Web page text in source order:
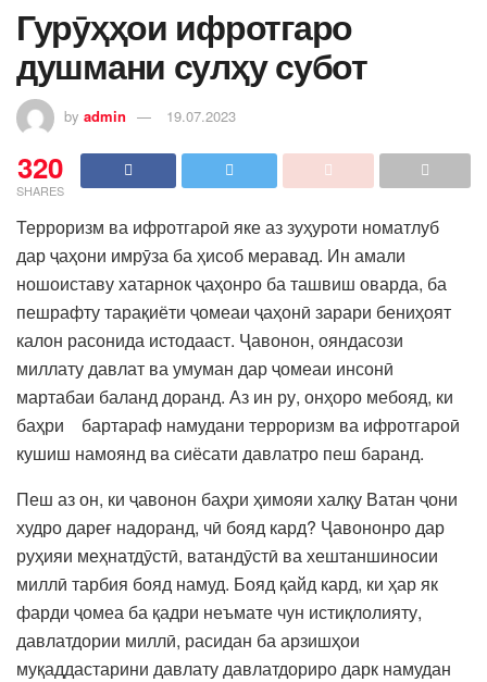
Гурӯҳҳои ифротгаро
душмани сулҳу субот
by admin 19.07.2023
320
SHARES
Терроризм ва ифротгароӣ яке аз зуҳуроти номатлуб
дар ҷаҳони имрӯза ба ҳисоб меравад. Ин амали
ношоиставу хатарнок ҷаҳонро ба ташвиш оварда, ба
пешрафту тарақиёти ҷомеаи ҷаҳонӣ зарари бениҳоят
калон расонида истодааст. Ҷавонон, ояндасози
миллату давлат ва умуман дар ҷомеаи инсонӣ
мартабаи баланд доранд. Аз ин ру, онҳоро мебояд, ки
баҳри бартараф намудани терроризм ва ифротгароӣ
кушиш намоянд ва сиёсати давлатро пеш баранд.
Пеш аз он, ки ҷавонон баҳри ҳимояи халқу Ватан ҷони
худро дареғ надоранд, чӣ бояд кард? Ҷавононро дар
руҳияи меҳнатдӯстӣ, ватандӯстӣ ва хештаншиносии
миллӣ тарбия бояд намуд. Бояд қайд кард, ки ҳар як
фарди ҷомеа ба қадри неъмате чун истиқлолияту,
давлатдории миллӣ, расидан ба арзишҳои
муқаддастарини давлату давлатдориро дарк намудан